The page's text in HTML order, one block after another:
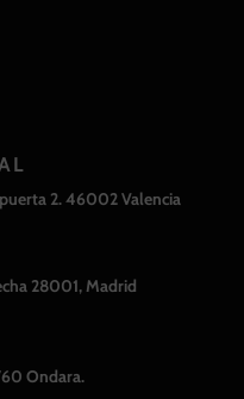
2. 46002 Valencia
28001, Madrid
Ondara.